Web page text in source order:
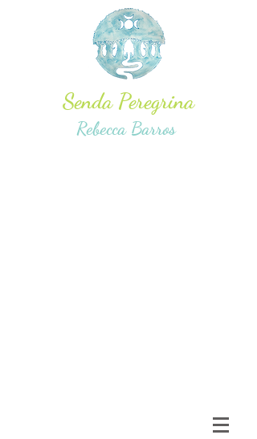
Senda Peregrina
Rebecca Barros